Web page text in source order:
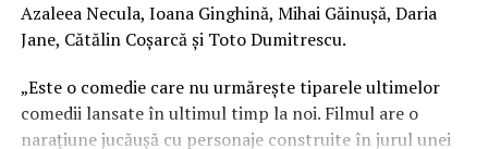
Mai multe detalii, imagini de la filmări, fragmente din
film și declarații din partea actorilor sunt disponibile pe
paginile social media ale filmului deFacebook,
Instagram,TikTok .
Azaleea Necula, Ioana Ginghină, Mihai Găinușă, Daria
Jane, Cătălin Coșarcă și Toto Dumitrescu.
„Este o comedie care nu urmărește tiparele ultimelor
comedii lansate în ultimul timp la noi. Filmul are o
narațiune jucăușă cu personaje construite în jurul unei